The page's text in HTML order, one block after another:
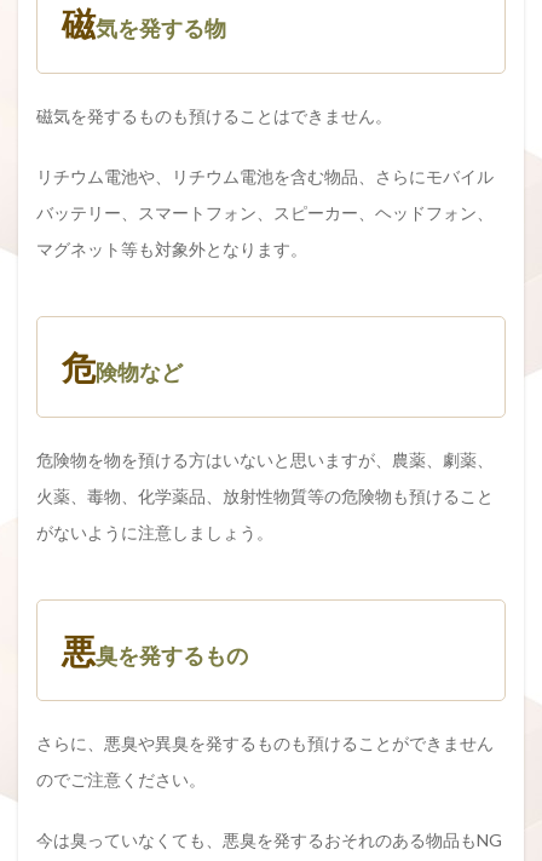
磁気を発する物
磁気を発するものも預けることはできません。
リチウム電池や、リチウム電池を含む物品、さらにモバイル
バッテリー、スマートフォン、スピーカー、ヘッドフォン、
マグネット等も対象外となります。
危険物など
危険物を物を預ける方はいないと思いますが、農薬、劇薬、
火薬、毒物、化学薬品、放射性物質等の危険物も預けること
がないように注意しましょう。
悪臭を発するもの
さらに、悪臭や異臭を発するものも預けることができません
のでご注意ください。
今は臭っていなくても、悪臭を発するおそれのある物品もNG